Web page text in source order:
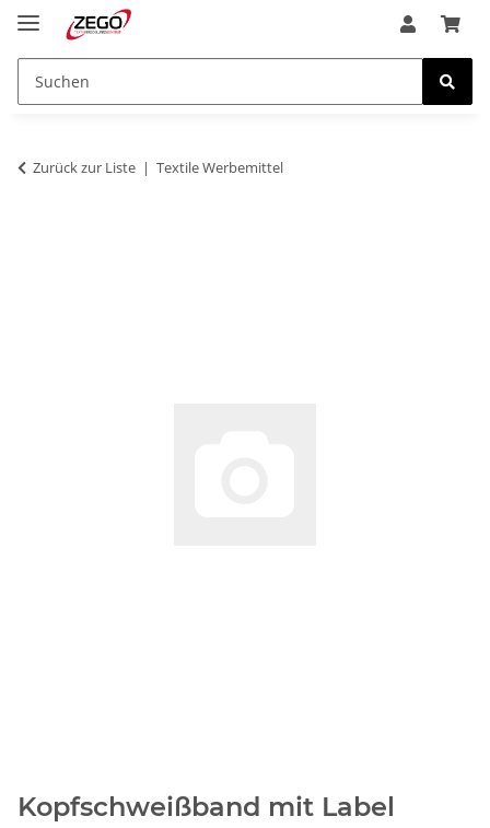
Zurück zur Liste Textile Werbemittel
Kopfschweißband mit Label